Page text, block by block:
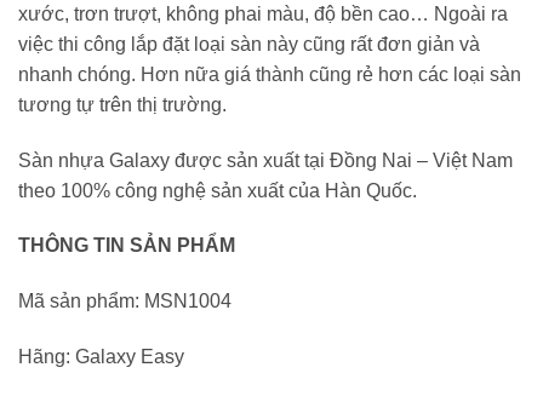
xước, trơn trượt, không phai màu, độ bền cao… Ngoài ra
việc thi công lắp đặt loại sàn này cũng rất đơn giản và
nhanh chóng. Hơn nữa giá thành cũng rẻ hơn các loại sàn
tương tự trên thị trường.
Sàn nhựa Galaxy được sản xuất tại Đồng Nai – Việt Nam
theo 100% công nghệ sản xuất của Hàn Quốc.
THÔNG TIN SẢN PHẨM
Mã sản phẩm: MSN1004
Hãng: Galaxy Easy